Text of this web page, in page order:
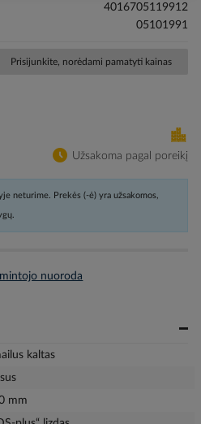
4016705119912
05101991
Prisijunkite, norėdami pamatyti kainas
Užsakoma pagal poreikį
neturime. Prekės (-ė) yra užsakomos,
nuoroda
kaltas
mm